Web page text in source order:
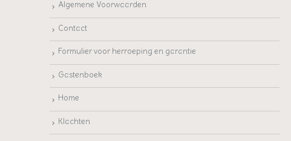
Algemene Voorwaarden
Contact
Formulier voor herroeping en garantie
Gastenboek
Home
Klachten